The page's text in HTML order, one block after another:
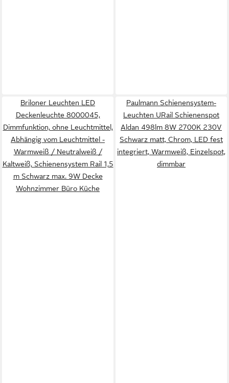
Briloner Leuchten LED
Deckenleuchte 8000045,
Dimmfunktion, ohne Leuchtmittel,
Abhängig vom Leuchtmittel -
Warmweiß / Neutralweiß /
Kaltweiß, Schienensystem Rail 1,5
m Schwarz max. 9W Decke
Wohnzimmer Büro Küche
Paulmann Schienensystem-
Leuchten URail Schienenspot
Aldan 498lm 8W 2700K 230V
Schwarz matt, Chrom, LED fest
integriert, Warmweiß, Einzelspot,
dimmbar